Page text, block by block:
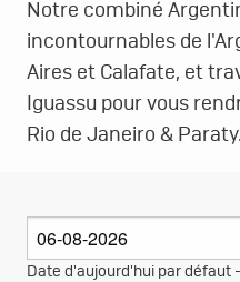
Notre combiné
incontournables de
Aires et Calafate, et
Iguassu pour vous
Rio de Janeiro & Paraty.
Date d'aujourd'hui par défaut